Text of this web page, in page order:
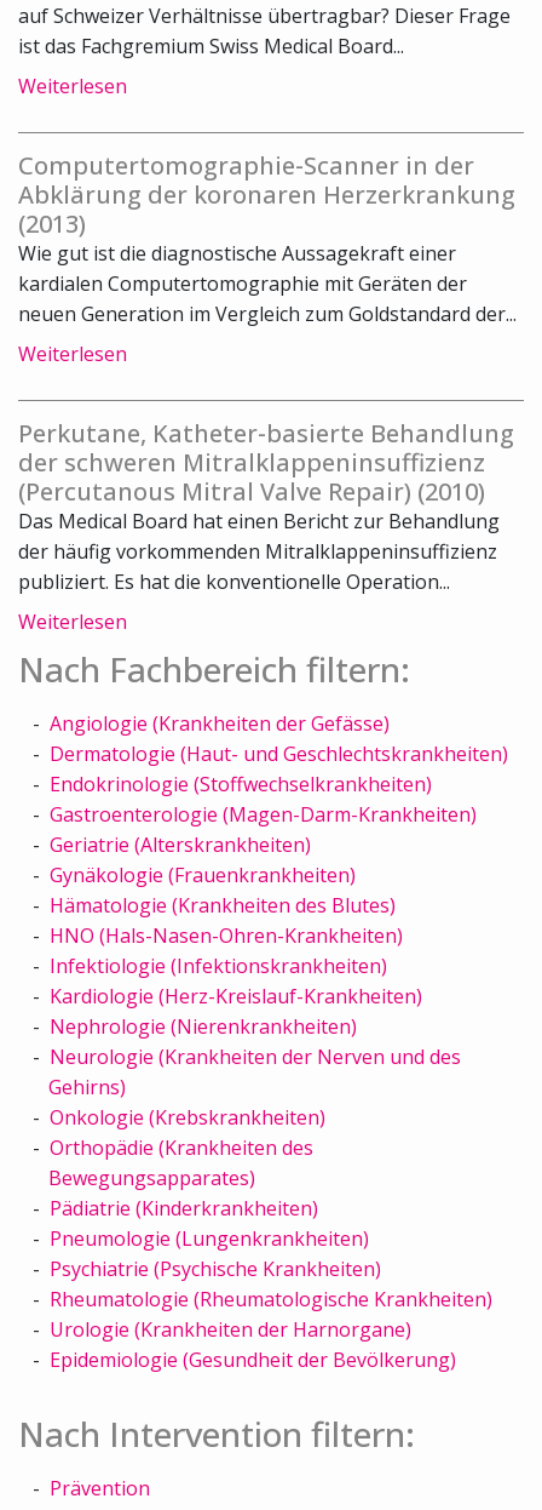
auf Schweizer Verhältnisse übertragbar? Dieser Frage
ist das Fachgremium Swiss Medical Board...
Weiterlesen
Computertomographie-Scanner in der
Abklärung der koronaren Herzerkrankung
(2013)
Wie gut ist die diagnostische Aussagekraft einer
kardialen Computertomographie mit Geräten der
neuen Generation im Vergleich zum Goldstandard der...
Weiterlesen
Perkutane, Katheter-basierte Behandlung
der schweren Mitralklappeninsuffizienz
(Percutanous Mitral Valve Repair) (2010)
Das Medical Board hat einen Bericht zur Behandlung
der häufig vorkommenden Mitralklappeninsuffizienz
publiziert. Es hat die konventionelle Operation...
Weiterlesen
Nach Fachbereich filtern:
Angiologie (Krankheiten der Gefässe)
Dermatologie (Haut- und Geschlechtskrankheiten)
Endokrinologie (Stoffwechselkrankheiten)
Gastroenterologie (Magen-Darm-Krankheiten)
Geriatrie (Alterskrankheiten)
Gynäkologie (Frauenkrankheiten)
Hämatologie (Krankheiten des Blutes)
HNO (Hals-Nasen-Ohren-Krankheiten)
Infektiologie (Infektionskrankheiten)
Kardiologie (Herz-Kreislauf-Krankheiten)
Nephrologie (Nierenkrankheiten)
Neurologie (Krankheiten der Nerven und des
Gehirns)
Onkologie (Krebskrankheiten)
Orthopädie (Krankheiten des
Bewegungsapparates)
Pädiatrie (Kinderkrankheiten)
Pneumologie (Lungenkrankheiten)
Psychiatrie (Psychische Krankheiten)
Rheumatologie (Rheumatologische Krankheiten)
Urologie (Krankheiten der Harnorgane)
Epidemiologie (Gesundheit der Bevölkerung)
Nach Intervention filtern:
Prävention